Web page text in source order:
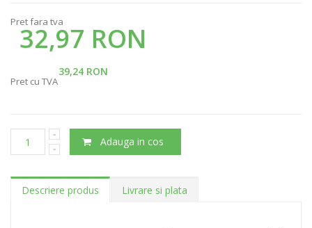
Pret fara tva
32,97 RON
39,24 RON
Pret cu TVA
Adauga in cos
Descriere produs Livrare si plata